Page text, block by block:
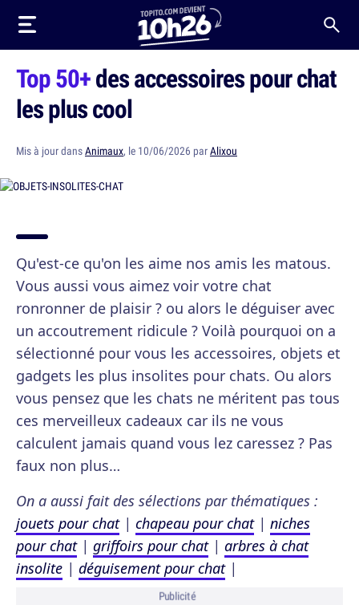
Top 50+des accessoires pour chat
les plus cool
Mis à jour dansAnimaux, le 10/06/2026 parAlixou
Qu'est-ce qu'on les aime nos amis les matous.
Vous aussi vous aimez voir votre chat
ronronner de plaisir ? ou alors le déguiser avec
un accoutrement ridicule ? Voilà pourquoi on a
sélectionné pour vous les accessoires, objets et
gadgets les plus insolites pour chats. Ou alors
vous pensez que les chats ne méritent pas tous
ces merveilleux cadeaux car ils ne vous
calculent jamais quand vous lez caressez ? Pas
faux non plus…
On a aussi fait des sélections par thématiques :
jouets pour chat| chapeau pour chat| niches
pour chat| griffoirs pour chat| arbres à chat
insolite | déguisement pour chat|
Publicité